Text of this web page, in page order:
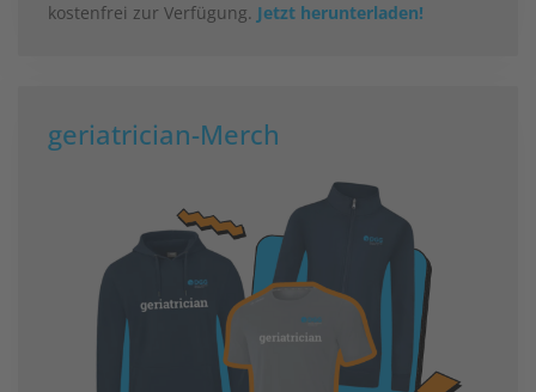
kostenfrei zur Verfügung. Jetzt herunterladen!
geriatrician-Merch